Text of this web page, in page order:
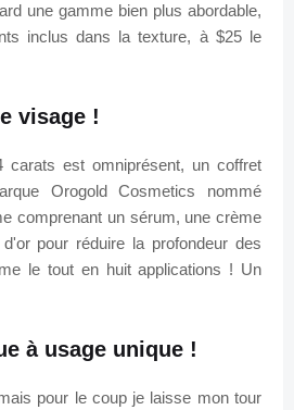
une gamme bien plus abordable,
inclus dans la texture, à $25 le
visage !
carats est omniprésent, un coffret
Orogold Cosmetics nommé
comprenant un sérum, une crème
pour réduire la profondeur des
le tout en huit applications ! Un
à usage unique !
pour le coup je laisse mon tour